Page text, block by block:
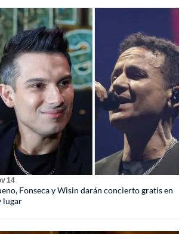
14
Fonseca y Wisin darán concierto gratis en
lugar